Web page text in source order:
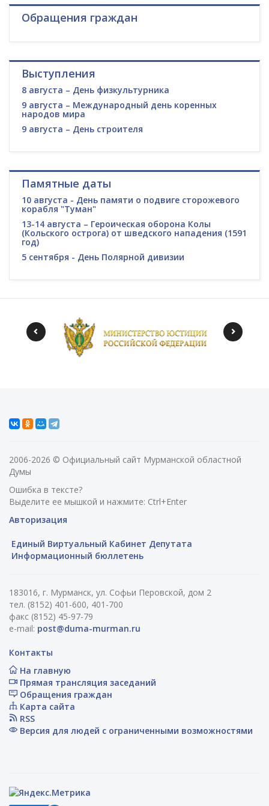
Обращения граждан
Выступления
8 августа – День физкультурника
9 августа – Международный день коренных
народов мира
9 августа – День строителя
Памятные даты
10 августа - День памяти о подвиге сторожевого
корабля "Туман"
13-14 августа – Героическая оборона Колы
(Кольского острога) от шведского нападения (1591
год)
5 сентября - День Полярной дивизии
2006-2026 © Официальный сайт Мурманской областной
Думы
Ошибка в тексте?
Выделите ее мышкой и нажмите: Ctrl+Enter
Авторизация
Единый Виртуальный Кабинет Депутата
Информационный бюллетень
183016, г. Мурманск, ул. Софьи Перовской, дом 2
тел. (8152) 401-600, 401-700
факс (8152) 45-97-79
e-mail: post@duma-murman.ru
Контакты
На главную
Прямая трансляция заседаний
Обращения граждан
Карта сайта
RSS
Версия для людей с ограниченными возможностями